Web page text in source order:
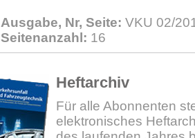
Ausgabe, Nr, Seite: VKU 02/
Seitenanzahl: 16
Heftarchiv
Für alle Abonnenten
elektronisches